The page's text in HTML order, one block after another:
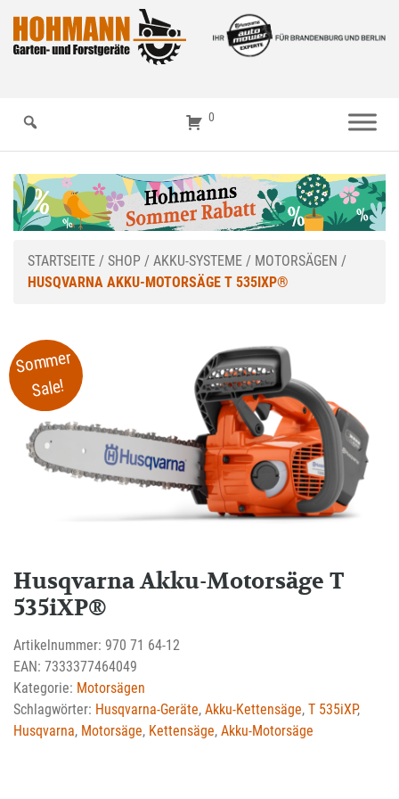
0
STARTSEITE / SHOP / AKKU-SYSTEME / MOTORSÄGEN /
HUSQVARNA AKKU-MOTORSÄGE T 535IXP®
Sommer
Sale!
Husqvarna Akku-Motorsäge T
535iXP®
Artikelnummer: 970 71 64-12
EAN: 7333377464049
Kategorie: Motorsägen
Schlagwörter: Husqvarna-Geräte, Akku-Kettensäge, T 535iXP,
Husqvarna, Motorsäge, Kettensäge, Akku-Motorsäge